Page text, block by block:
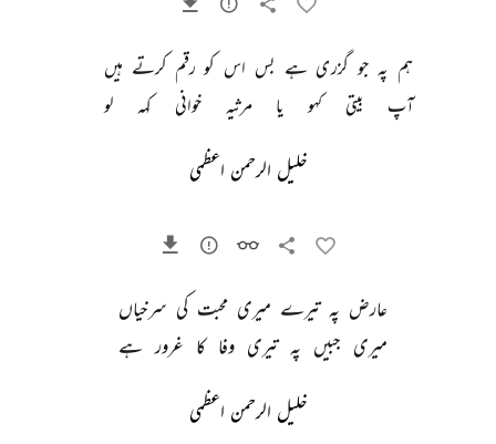
ہم پہ جو گزری ہے بس اس کو رقم کرتے ہیں
آپ
بیتی کہو یا مرثیہ خوانی کہہ لو
خلیل الرحمن اعظمی
عارض پہ تیرے میری محبت کی سرخیاں
میری جبیں پہ تیری وفا کا غرور ہے
خلیل الرحمن اعظمی